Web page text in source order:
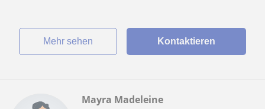
Mehr sehen Kontaktieren
Mayra Madeleine